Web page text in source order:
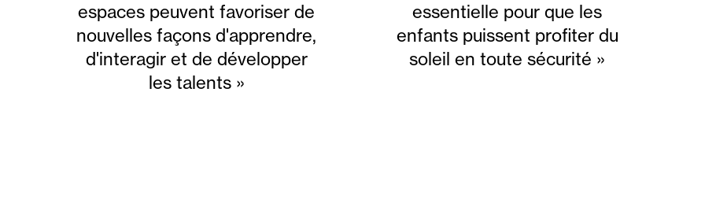
espaces peuvent favoriser de
nouvelles façons d'apprendre,
d'interagir et de développer
les talents »
essentielle pour que les
enfants puissent profiter du
soleil en toute sécurité »